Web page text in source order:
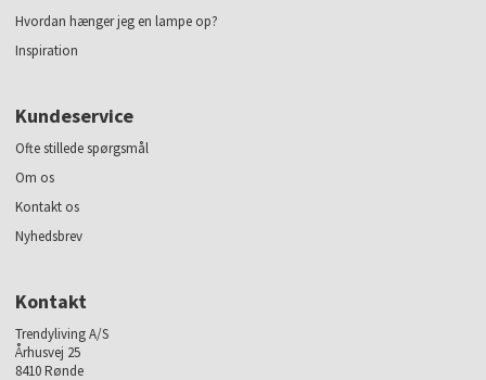
Hvordan hænger jeg en lampe op?
Inspiration
Kundeservice
Ofte stillede spørgsmål
Om os
Kontakt os
Nyhedsbrev
Kontakt
Trendyliving A/S
Århusvej 25
8410 Rønde